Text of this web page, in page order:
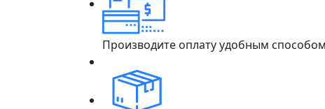
Производите оплату удобным способом